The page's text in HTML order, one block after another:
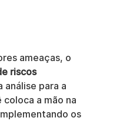
ameaças, o
riscos
análise para a
coloca a mão na
os